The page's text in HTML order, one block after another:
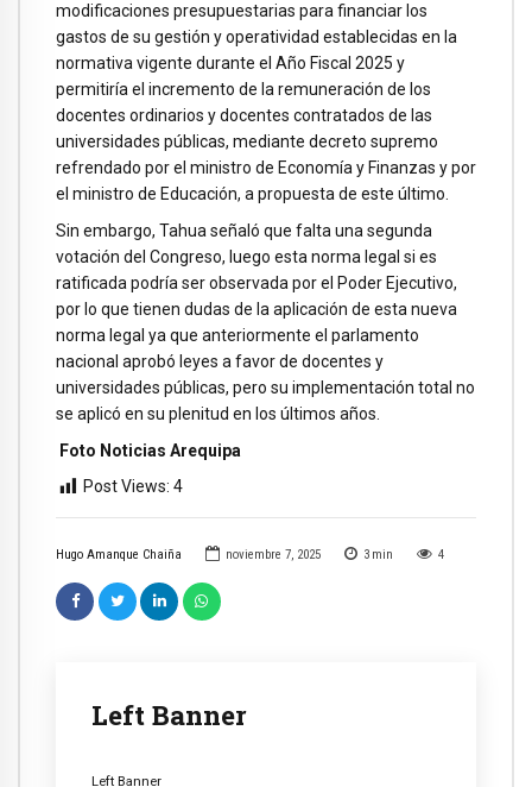
Hugo Amanque Chaiña noviembre 7, 2025 3 min 4
Left Banner
Left Banner
modificaciones presupuestarias para financiar los
gastos de su gestión y operatividad establecidas en la
normativa vigente durante el Año Fiscal 2025 y
permitiría el incremento de la remuneración de los
docentes ordinarios y docentes contratados de las
universidades públicas, mediante decreto supremo
refrendado por el ministro de Economía y Finanzas y por
el ministro de Educación, a propuesta de este último.
Sin embargo, Tahua señaló que falta una segunda
votación del Congreso, luego esta norma legal si es
ratificada podría ser observada por el Poder Ejecutivo,
por lo que tienen dudas de la aplicación de esta nueva
norma legal ya que anteriormente el parlamento
nacional aprobó leyes a favor de docentes y
universidades públicas, pero su implementación total no
se aplicó en su plenitud en los últimos años.
Foto Noticias Arequipa
Post Views: 4